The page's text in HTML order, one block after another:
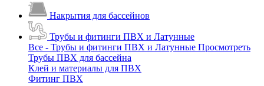
Накрытия для бассейнов
Трубы и фитинги ПВХ и Латунные
Все - Трубы и фитинги ПВХ и Латунные Просмотреть
Трубы ПВХ для бассейна
Клей и материалы для ПВХ
Фитинг ПВХ